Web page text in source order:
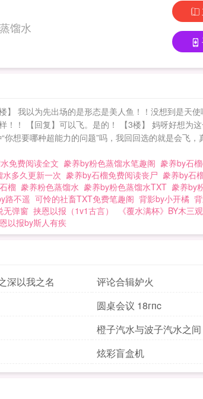
豢养by粉色蒸馏水
我以为先出场的是形态是美人鱼！！没想到是天
！ 【回复】可以飞。是的！ 【3楼】 妈呀好想为
想要哪种超能力的问题”吗，我回回选的就是会飞，
免费阅读全文 豢养by粉色蒸馏水笔趣阁 豢养by石
多久更新一次 豢养by石榴免费阅读丧尸 豢养by石
榴 豢养粉色蒸馏水 豢养by粉色蒸馏水TXT 豢养by
路不遥 可怜的社畜TXT免费笔趣阁 背影by小开橘
无弹窗 挟恩以报（1v1古言） 《覆水满杯》BY木三观
以报by斯人有疾
深以我之名
评论合辑妒火
圆桌会议 18гпc
橙子汽水与波子汽水之间
炫彩盲盒机